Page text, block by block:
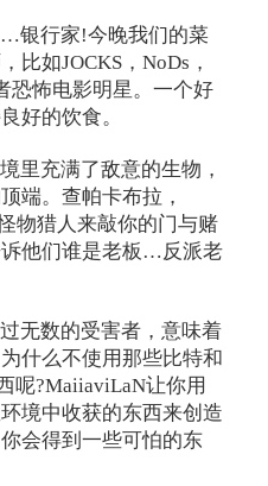
银行家!今晚我们的菜
比如JOCKS，NoDs，
恐怖电影明星。一个好
好的饮食。
里充满了敌意的生物，
端。查帕卡布拉，
物猎人来敲你的门与赌
他们谁是老板…反派老
无数的受害者，意味着
什么不使用那些比特和
呢?MaiiaviLaN让你用
境中收获的东西来创造
会得到一些可怕的东